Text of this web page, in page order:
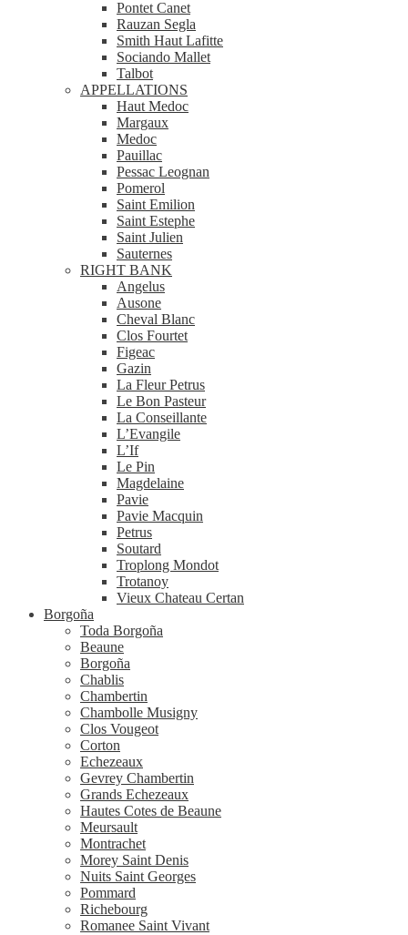
Pontet Canet
Rauzan Segla
Smith Haut Lafitte
Sociando Mallet
Talbot
APPELLATIONS
Haut Medoc
Margaux
Medoc
Pauillac
Pessac Leognan
Pomerol
Saint Emilion
Saint Estephe
Saint Julien
Sauternes
RIGHT BANK
Angelus
Ausone
Cheval Blanc
Clos Fourtet
Figeac
Gazin
La Fleur Petrus
Le Bon Pasteur
La Conseillante
L’Evangile
L’If
Le Pin
Magdelaine
Pavie
Pavie Macquin
Petrus
Soutard
Troplong Mondot
Trotanoy
Vieux Chateau Certan
Borgoña
Toda Borgoña
Beaune
Borgoña
Chablis
Chambertin
Chambolle Musigny
Clos Vougeot
Corton
Echezeaux
Gevrey Chambertin
Grands Echezeaux
Hautes Cotes de Beaune
Meursault
Montrachet
Morey Saint Denis
Nuits Saint Georges
Pommard
Richebourg
Romanee Saint Vivant